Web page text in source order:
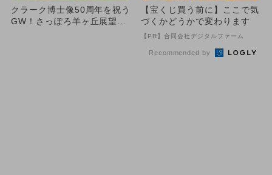
クラーク博士像50周年を祝う
GW！さっぽろ羊ヶ丘展望台
【宝くじ買う前に】ここで気
づくかどうかで変わります
【PR】合同会社デジタルファーム
Recommended by